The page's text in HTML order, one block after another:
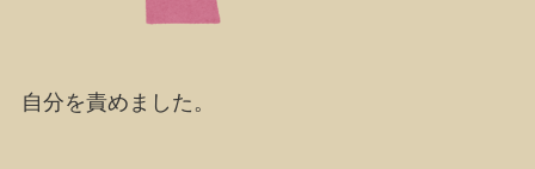
自分を責めました 。